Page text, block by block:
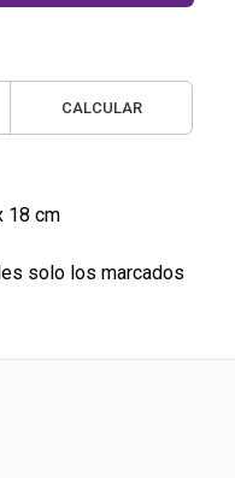
CALCULAR
18 cm
solo los marcados